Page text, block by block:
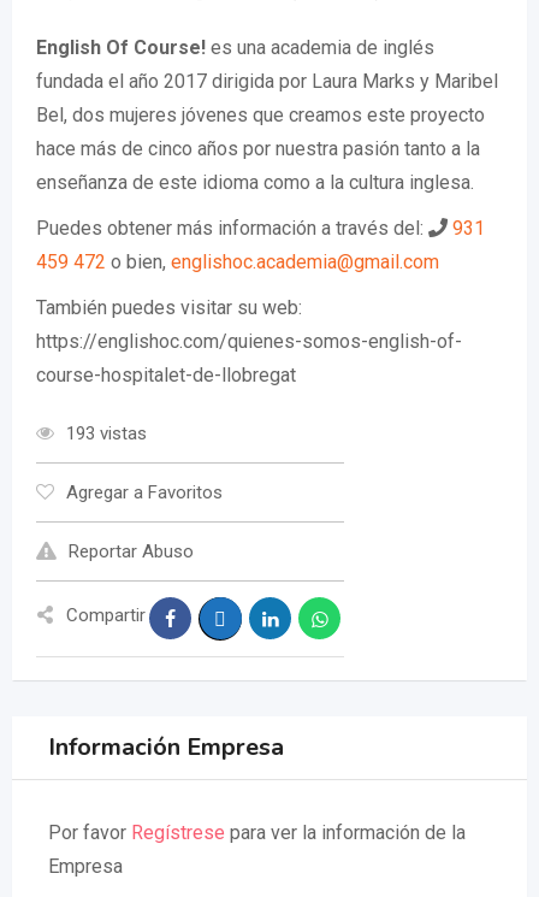
English Of Course! es una academia de inglés
fundada el año 2017 dirigida por Laura Marks y Maribel
Bel, dos mujeres jóvenes que creamos este proyecto
hace más de cinco años por nuestra pasión tanto a la
enseñanza de este idioma como a la cultura inglesa.
Puedes obtener más información a través del:
931
459 472 o bien, englishoc.academia@gmail.com
También puedes visitar su web:
https://englishoc.com/quienes-somos-english-of-
course-hospitalet-de-llobregat
193 vistas
Agregar a Favoritos
Reportar Abuso
Compartir
Información Empresa
Por favor Regístrese para ver la información de la
Empresa